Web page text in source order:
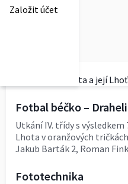
Založit účet
Kostelní Lhota a její
Fotbal béčko –
Utkání IV. třídy s
Lhota v oranžových
Jakub Barták 2, Roman
Fototechnika